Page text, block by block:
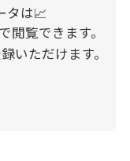
タは📈
で閲覧できます。
いただけます。